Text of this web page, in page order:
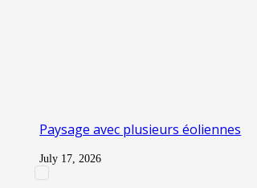
Paysage avec plusieurs éoliennes
July 17, 2026